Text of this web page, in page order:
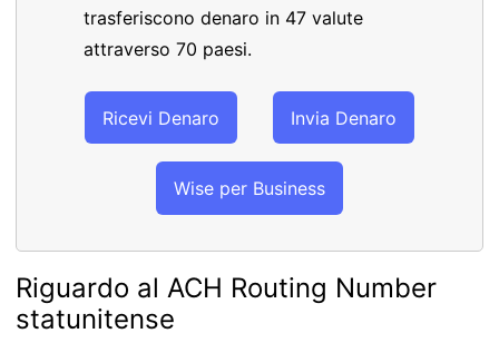
trasferiscono denaro in 47 valute
attraverso 70 paesi.
Ricevi Denaro Invia Denaro
Wise per Business
Riguardo al ACH Routing Number
statunitense